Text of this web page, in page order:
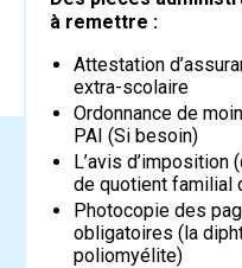
à remettre :
Attestation
extra-scolaire
Ordonnance de
PAI (Si besoin)
L’avis
de quotient familial
Photocopie des
obligatoires (la
poliomyélite)